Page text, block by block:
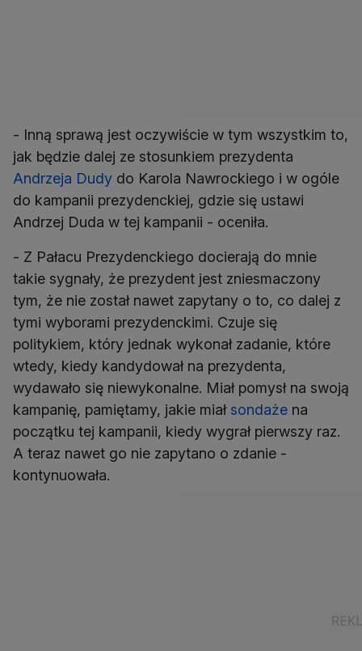
- Inną sprawą jest oczywiście w tym wszystkim to,
jak będzie dalej ze stosunkiem prezydenta
Andrzeja Dudy do Karola Nawrockiego i w ogóle
do kampanii prezydenckiej, gdzie się ustawi
Andrzej Duda w tej kampanii - oceniła.
- Z Pałacu Prezydenckiego docierają do mnie
takie sygnały, że prezydent jest zniesmaczony
tym, że nie został nawet zapytany o to, co dalej z
tymi wyborami prezydenckimi. Czuje się
politykiem, który jednak wykonał zadanie, które
wtedy, kiedy kandydował na prezydenta,
wydawało się niewykonalne. Miał pomysł na swoją
kampanię, pamiętamy, jakie miał sondaże na
początku tej kampanii, kiedy wygrał pierwszy raz.
A teraz nawet go nie zapytano o zdanie -
kontynuowała.